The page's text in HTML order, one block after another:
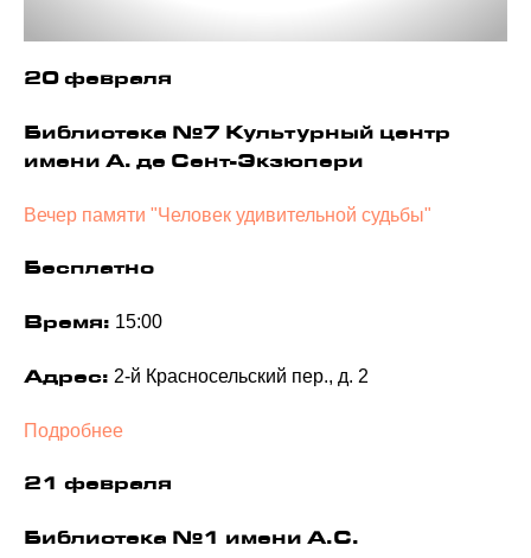
20 февраля
Библиотека №7 Культурный центр
имени А. де Сент-Экзюпери
Вечер памяти "Человек удивительной судьбы"
Бесплатно
Время: 15:00
Адрес: 2-й Красносельский пер., д. 2
Подробнее
21 февраля
Библиотека №1 имени А.С.